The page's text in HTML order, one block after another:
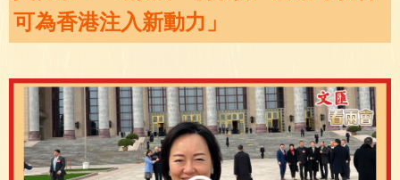
可為香港注入新動力」